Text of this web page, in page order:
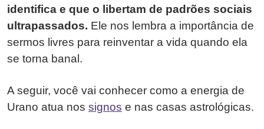
identifica e que o libertam de padrões sociais
ultrapassados. Ele nos lembra a importância de
sermos livres para reinventar a vida quando ela
se torna banal.
A seguir, você vai conhecer como a energia de
Urano atua nos signos e nas casas astrológicas.